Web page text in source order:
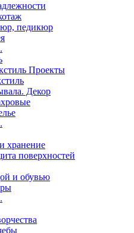
педикюр
Проекты
Декор
хранение
поверхностей
и обувью